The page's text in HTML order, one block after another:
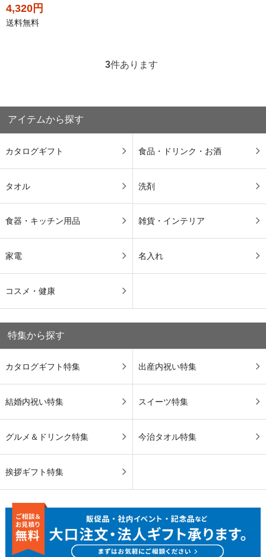
4,320円
送料無料
3件あります
アイテムから探す
カタログギフト 食品・ドリンク・お酒
タオル 洗剤
食器・キッチン用品 雑貨・インテリア
家電 名入れ
コスメ・健康
特集から探す
カタログギフト特集 出産内祝い特集
結婚内祝い特集 スイーツ特集
グルメ＆ドリンク特集 今治タオル特集
挨拶ギフト特集